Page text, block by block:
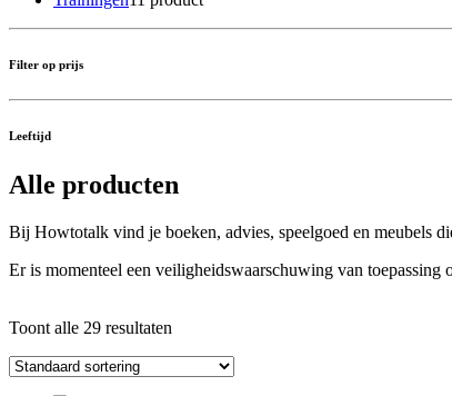
Filter op prijs
Leeftijd
Alle producten
Bij Howtotalk vind je boeken, advies, speelgoed en meubels
Er is momenteel een veiligheidswaarschuwing van
Toont alle 29 resultaten